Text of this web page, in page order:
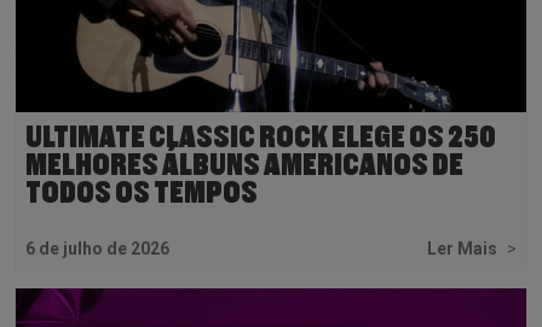
ULTIMATE CLASSIC ROCK ELEGE OS 250
MELHORES ÁLBUNS AMERICANOS DE
TODOS OS TEMPOS
6 de julho de 2026 Ler Mais >